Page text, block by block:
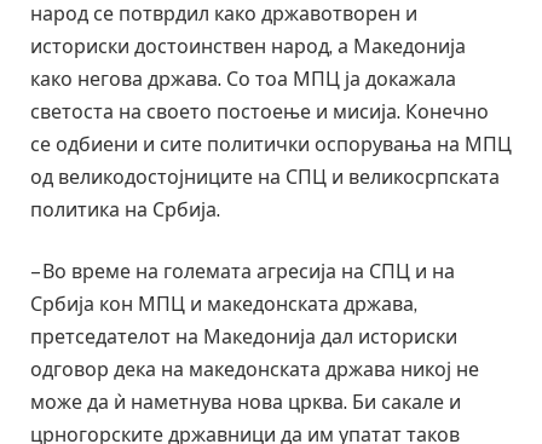
народ се потврдил како државотворен и
историски достоинствен народ, а Македонија
како негова држава. Со тоа МПЦ ја докажала
светоста на своето постоење и мисија. Конечно
се одбиени и сите политички оспорувања на МПЦ
од великодостојниците на СПЦ и великосрпската
политика на Србија.
– Во време на големата агресија на СПЦ и на
Србија кон МПЦ и македонската држава,
претседателот на Македонија дал историски
одговор дека на македонската држава никој не
може да ѝ наметнува нова црква. Би сакале и
црногорските државници да им упатат таков